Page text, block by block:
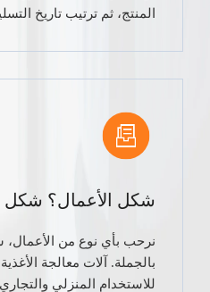
المنتج، ثم ترتيب تاريخ
شكل الأعمال؟ شكل
نرحب بأي نوع من الأعمال،
بالجملة. آلات معالجة
للاستخدام المنزلي